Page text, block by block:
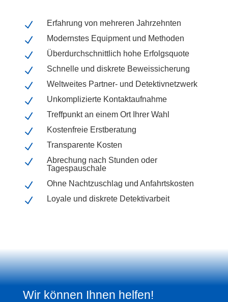
N Erfahrung von mehreren Jahrzehnten
N Modernstes Equipment und Methoden
N Überdurchschnittlich hohe Erfolgsquote
N Schnelle und diskrete Beweissicherung
N Weltweites Partner- und Detektivnetzwerk
N Unkomplizierte Kontaktaufnahme
N Treffpunkt an einem Ort Ihrer Wahl
N Kostenfreie Erstberatung
N Transparente Kosten
N
Abrechung nach Stunden oder
Tagespauschale
N Ohne Nachtzuschlag und Anfahrtskosten
N Loyale und diskrete Detektivarbeit
Wir können Ihnen helfen!